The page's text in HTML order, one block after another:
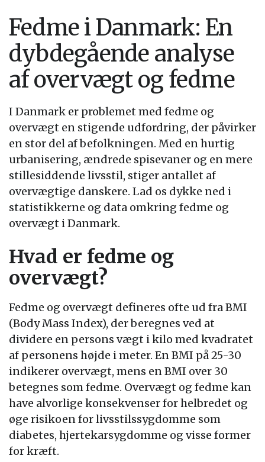
Fedme i Danmark: En
dybdegående analyse
af overvægt og fedme
I Danmark er problemet med fedme og
overvægt en stigende udfordring, der påvirker
en stor del af befolkningen. Med en hurtig
urbanisering, ændrede spisevaner og en mere
stillesiddende livsstil, stiger antallet af
overvægtige danskere. Lad os dykke ned i
statistikkerne og data omkring fedme og
overvægt i Danmark.
Hvad er fedme og
overvægt?
Fedme og overvægt defineres ofte ud fra BMI
(Body Mass Index), der beregnes ved at
dividere en persons vægt i kilo med kvadratet
af personens højde i meter. En BMI på 25-30
indikerer overvægt, mens en BMI over 30
betegnes som fedme. Overvægt og fedme kan
have alvorlige konsekvenser for helbredet og
øge risikoen for livsstilssygdomme som
diabetes, hjertekarsygdomme og visse former
for kræft.